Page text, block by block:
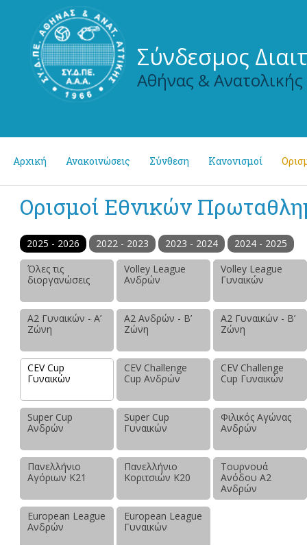
Σύνδεσμος
Αθήνας & Ανατολικής
Αρχική Ανακοινώσεις Σύνθεση Κανονισμοί
Ορισμοί Εθνικών
2025 - 2026 2022 - 2023 2023 - 2024
2024 - 2025
Όλες τις
διοργανώσεις
Volley League
Ανδρών
Volley League
Γυναικών
Α2 Γυναικών - Α’
Ζώνη
Α2 Ανδρών - Β’
Ζώνη
Α2 Γυναικών - Β’
Ζώνη
CEV Cup
Γυναικών
CEV Challenge
Cup Ανδρών
CEV Challenge
Cup Γυναικών
Super Cup
Ανδρών
Super Cup
Γυναικών
Φιλικός Αγώνας
Ανδρών
Πανελλήνιο
Αγόριων Κ21
Πανελλήνιο
Κοριτσιών Κ20
Τουρνουά
Ανόδου Α2
Ανδρών
European League
Ανδρών
European League
Γυναικών